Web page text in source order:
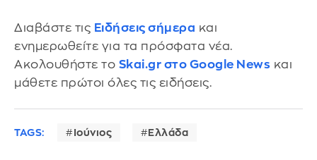
Διαβάστε τις Ειδήσεις σήμερα και
ενημερωθείτε για τα πρόσφατα νέα.
Ακολουθήστε το Skai.gr στο Google News και
μάθετε πρώτοι όλες τις ειδήσεις.
TAGS: Ιούνιος Ελλάδα